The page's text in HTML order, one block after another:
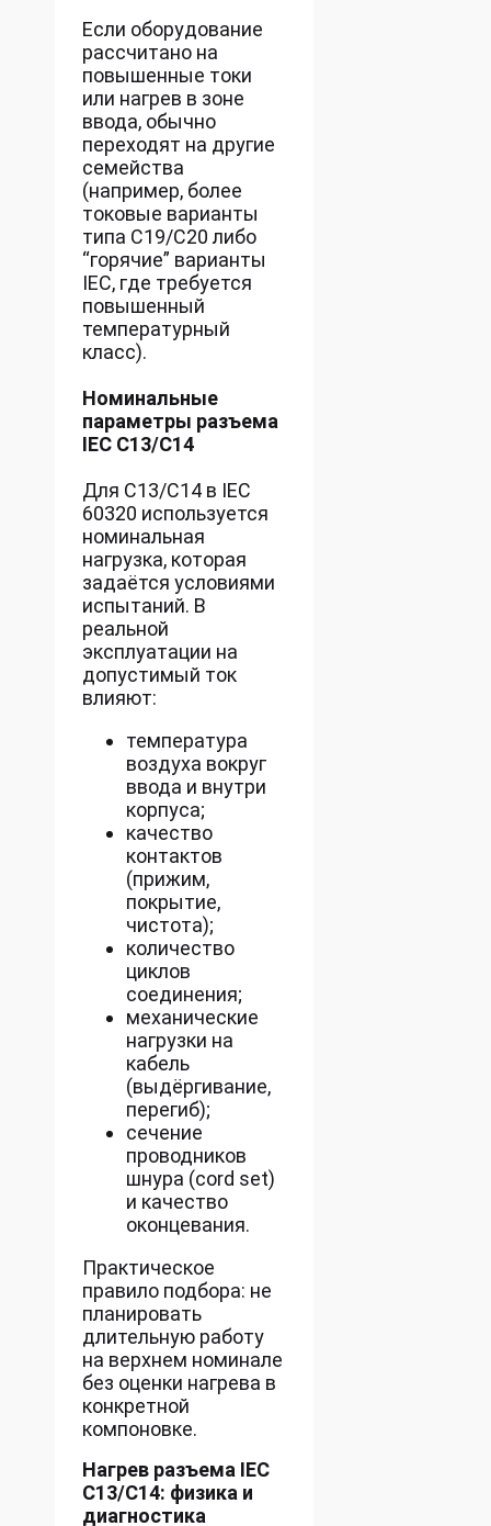
Если оборудование
рассчитано на
повышенные токи
или нагрев в зоне
ввода, обычно
переходят на другие
семейства
(например, более
токовые варианты
типа C19/C20 либо
“горячие” варианты
IEC, где требуется
повышенный
температурный
класс).
Номинальные
параметры разъема
IEC C13/C14
Для C13/C14 в IEC
60320 используется
номинальная
нагрузка, которая
задаётся условиями
испытаний. В
реальной
эксплуатации на
допустимый ток
влияют:
температура
воздуха вокруг
ввода и внутри
корпуса;
качество
контактов
(прижим,
покрытие,
чистота);
количество
циклов
соединения;
механические
нагрузки на
кабель
(выдёргивание,
перегиб);
сечение
проводников
шнура (cord set)
и качество
оконцевания.
Практическое
правило подбора: не
планировать
длительную работу
на верхнем номинале
без оценки нагрева в
конкретной
компоновке.
Нагрев разъема IEC
C13/C14: физика и
диагностика